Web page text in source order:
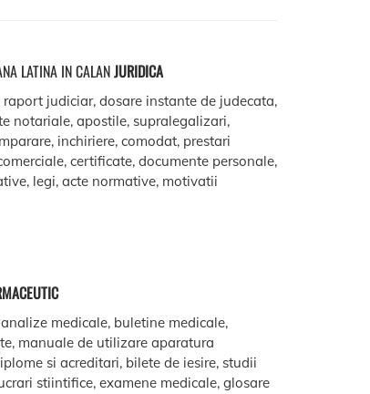
LATINA IN CALANJURIDICA
judiciar, dosare instante de judecata,
notariale, apostile, supralegalizari,
inchiriere, comodat, prestari
certificate, documente personale,
legi, acte normative, motivatii
medicale, buletine medicale,
manuale de utilizare aparatura
si acreditari, bilete de iesire, studii
stiintifice, examene medicale, glosare